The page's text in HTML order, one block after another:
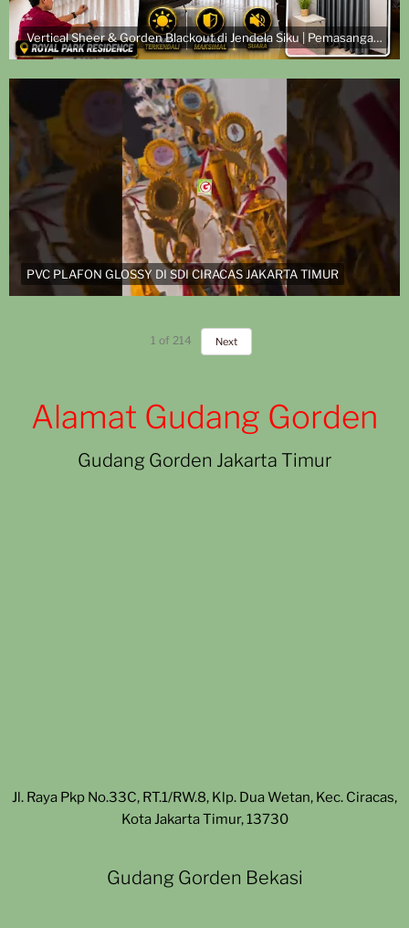
Vertical Sheer & Gorden Blackout di Jendela Siku | Pemasangan di Royal Park Residence
PVC PLAFON GLOSSY DI SDI CIRACAS JAKARTA TIMUR
1 of 214 Next
Alamat Gudang Gorden
Gudang Gorden Jakarta Timur
Jl. Raya Pkp No.33C, RT.1/RW.8, Klp. Dua Wetan, Kec. Ciracas,
Kota Jakarta Timur, 13730
Gudang Gorden Bekasi